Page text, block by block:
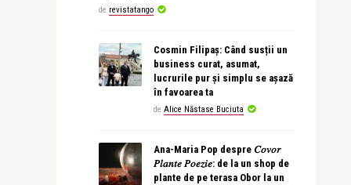
de revistatango
Cosmin Filipaș: Când susții un
business curat, asumat,
lucrurile pur și simplu se așază
în favoarea ta
de Alice Năstase Buciuta
Ana-Maria Pop despre 𝐶𝑜𝑣𝑜𝑟
𝑃𝑙𝑎𝑛𝑡𝑒 𝑃𝑜𝑒𝑧𝑖𝑒: de la un shop de
plante de pe terasa Obor la un